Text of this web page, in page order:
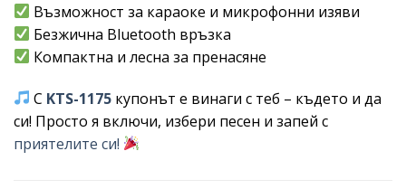
Възможност за караоке и микрофонни изяви
Безжична Bluetooth връзка
Компактна и лесна за пренасяне
С KTS-1175 купонът е винаги с теб – където и да
си! Просто я включи, избери песен и запей с
приятелите си!